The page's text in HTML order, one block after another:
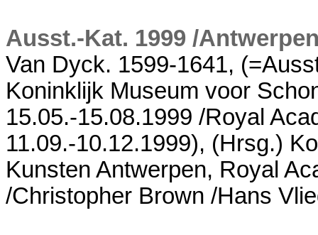
Ausst.-Kat. 1999 /
Van Dyck. 1599-1641,
Koninklijk Museum voor
15.05.-15.08.1999 /Royal
11.09.-10.12.1999), (Hrsg.)
Kunsten Antwerpen, Royal
/Christopher Brown /Hans